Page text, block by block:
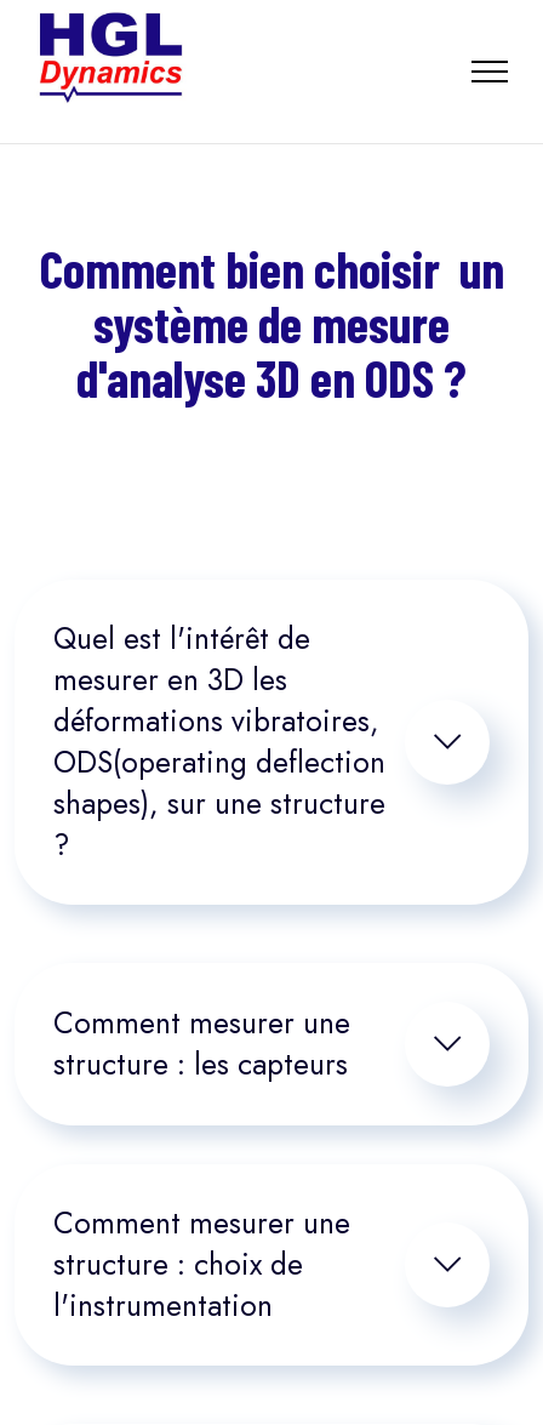
Comment bien choisir un
système de mesure
d'analyse 3D en ODS ?
Quel est l'intérêt de
mesurer en 3D les
déformations vibratoires,
ODS(operating deflection
shapes), sur une structure
?
Comment mesurer une
structure : les capteurs
Comment mesurer une
structure : choix de
l'instrumentation